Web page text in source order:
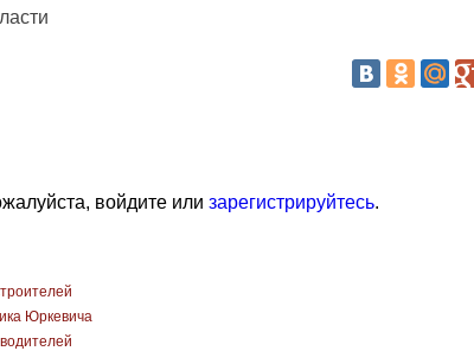
войдите или зарегистрируйтесь.
Юркевича